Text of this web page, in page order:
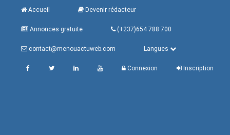
Accueil Devenir rédacteur
Annonces gratuite (+237)654 788 700
contact@menouactuweb.com Langues
Connexion Inscription